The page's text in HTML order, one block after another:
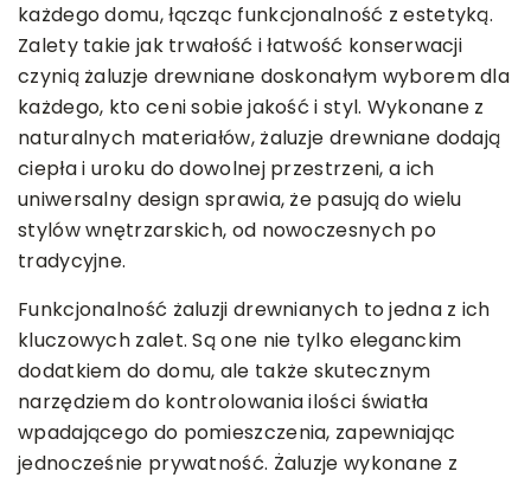
każdego domu, łącząc funkcjonalność z estetyką.
Zalety takie jak trwałość i łatwość konserwacji
czynią żaluzje drewniane doskonałym wyborem dla
każdego, kto ceni sobie jakość i styl. Wykonane z
naturalnych materiałów, żaluzje drewniane dodają
ciepła i uroku do dowolnej przestrzeni, a ich
uniwersalny design sprawia, że pasują do wielu
stylów wnętrzarskich, od nowoczesnych po
tradycyjne.
Funkcjonalność żaluzji drewnianych to jedna z ich
kluczowych zalet. Są one nie tylko eleganckim
dodatkiem do domu, ale także skutecznym
narzędziem do kontrolowania ilości światła
wpadającego do pomieszczenia, zapewniając
jednocześnie prywatność. Żaluzje wykonane z